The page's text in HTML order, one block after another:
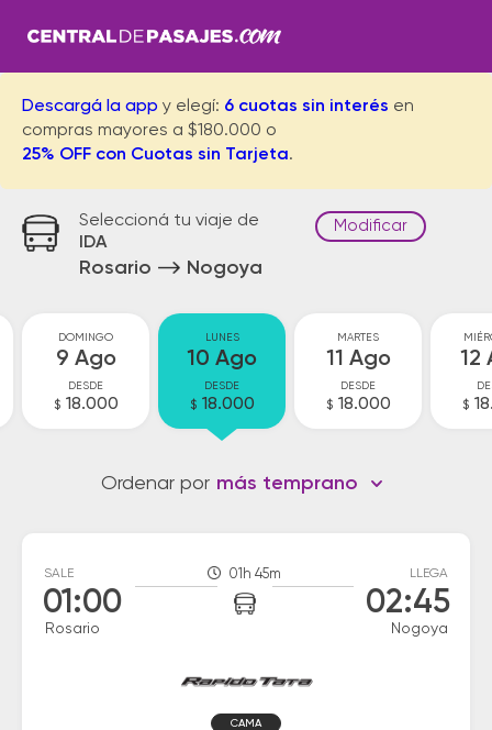
Descargá la app y elegí: 6 cuotas sin interés en
compras mayores a $180.000 o
25% OFF con Cuotas sin Tarjeta.
Seleccioná tu viaje de
IDA
Rosario Nogoya
Modificar
DOMINGO
9 Ago
DESDE
$ 18.000
LUNES
10 Ago
DESDE
$ 18.000
MARTES
11 Ago
DESDE
$ 18.000
12
$
Ordenar por más temprano
SALE
01:00
Rosario
01h 45m LLEGA
02:45
Nogoya
CAMA